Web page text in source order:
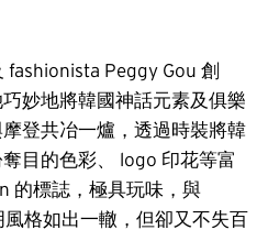
fashionista Peggy Gou 創
妙地將韓國神話元素及俱樂
登共冶一爐，透過時裝將韓
目的色彩、 logo 印花等富
的標誌，極具玩味，與
格如出一轍，但卻又不失百